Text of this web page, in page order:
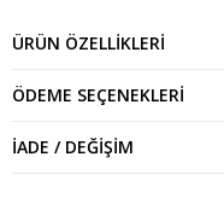
ÜRÜN ÖZELLIKLERI
ÖDEME SEÇENEKLERI
İADE / DEĞIŞIM